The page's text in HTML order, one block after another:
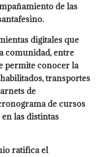
de las
digitales que
comunidad, entre
permite conocer la
transportes
de
de cursos
las distintas
ratifica el